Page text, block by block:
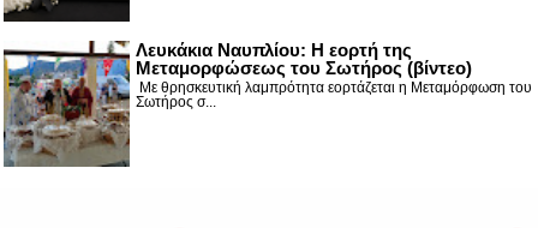
Λευκάκια Ναυπλίου: Η εορτή της
Μεταμορφώσεως του Σωτήρος (βίντεο)
Με θρησκευτική λαμπρότητα εορτάζεται η Μεταμόρφωση του
Σωτήρος σ...